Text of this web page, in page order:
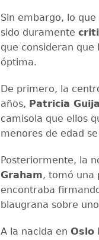
Sin embargo, lo
sido duramente
que consideran que
óptima.
De primero, la
años, Patricia
camisola que ellos
menores de edad
Posteriormente, la
Graham, tomó una
encontraba
blaugrana sobre
A la nacida en Oslo